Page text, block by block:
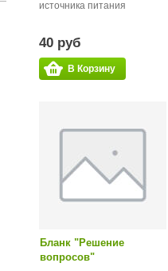
источника питания
40 руб
В Корзину
Бланк "Решение
вопросов"